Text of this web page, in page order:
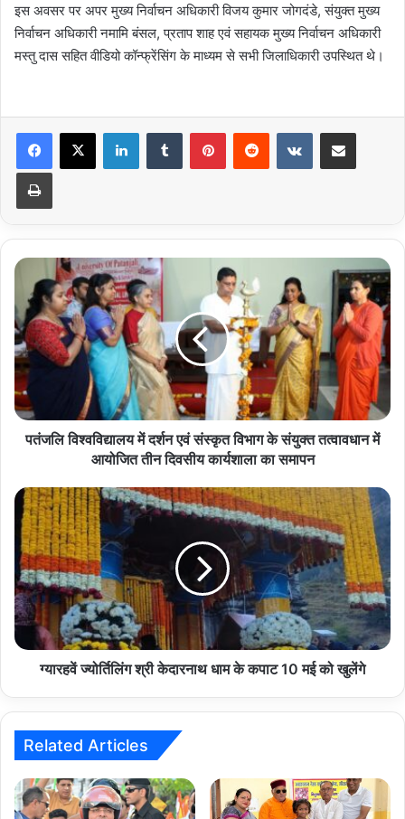
इस अवसर पर अपर मुख्य निर्वाचन अधिकारी विजय कुमार जोगदंडे, संयुक्त मुख्य
निर्वाचन अधिकारी नमामि बंसल, प्रताप शाह एवं सहायक मुख्य निर्वाचन अधिकारी
मस्तु दास सहित वीडियो कॉन्फ्रेंसिंग के माध्यम से सभी जिलाधिकारी उपस्थित थे।
LinkedInTumblr PinterestReddit VKontakteShare via Email
Print
पतंजलि
विश्वविद्यालय
में
दर्शन
एवं
संस्कृत
विभाग
के
संयुक्त
तत्वावधान
तीन
दिवसीय
कार्यशाला
का
समापन
पतंजलि विश्वविद्यालय में दर्शन एवं संस्कृत विभाग के संयुक्त तत्वावधान में
आयोजित तीन दिवसीय कार्यशाला का समापन
ग्यारहवें
ज्योर्तिलिंग
श्री
केदारनाथ
धाम
के
कपाट
10
मई
ग्यारहवें ज्योर्तिलिंग श्री केदारनाथ धाम के कपाट 10 मई को खुलेंगे
Related Articles